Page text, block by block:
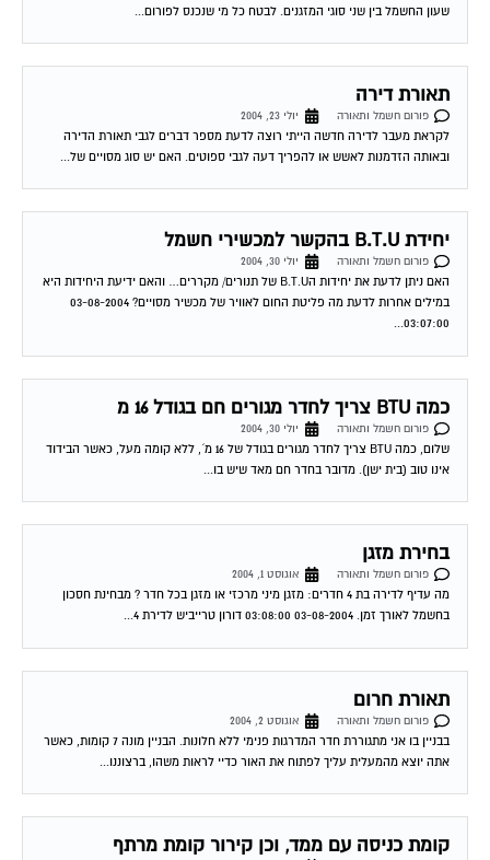
שעון החשמל בין שני סוגי המזגנים. לבטח כל מי שנכנס לפורום...
תאורת דירה
פורום חשמל ותאורה
יולי 23, 2004
לקראת מעבר לדירה חדשה הייתי רוצה לדעת מספר דברים לגבי תאורת הדירה
ובאותה הזדמנות לאשש או להפריך דעה לגבי ספוטים. האם יש סוג מסויים של...
יחידת B.T.U בהקשר למכשירי חשמל
פורום חשמל ותאורה
יולי 30, 2004
האם ניתן לדעת את יחידות הB.T.U של תנורים/ מקררים… והאם ידיעת היחידות היא
במילים אחרות לדעת מה פליטת החום לאוויר של מכשיר מסויים? 03-08-2004
03:07:00...
כמה BTU צריך לחדר מגורים חם בגודל 16 מ
פורום חשמל ותאורה
יולי 30, 2004
שלום, כמה BTU צריך לחדר מגורים בגודל של 16 מ´, ללא קומה מעל, כאשר הבידוד
אינו טוב (בית ישן). מדובר בחדר חם מאד שיש בו...
בחירת מזגן
פורום חשמל ותאורה
אוגוסט 1, 2004
מה עדיף לדירה בת 4 חדרים: מזגן מיני מרכזי או מזגן בכל חדר ? מבחינת חסכון
בחשמל לאורך זמן. 03-08-2004 03:08:00 דורון טרייביש לדירת 4...
תאורת חרום
פורום חשמל ותאורה
אוגוסט 2, 2004
בבניין בו אני מתגוררת חדר המדרגות פנימי ללא חלונות. הבניין מונה 7 קומות, כאשר
אתה יוצא מהמעלית עליך לפתוח את האור כדיי לראות משהו, ברצוננו...
קומת כניסה עם ממד, וכן קירור קומת מרתף